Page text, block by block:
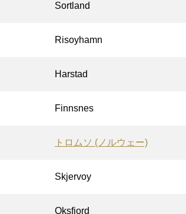
Sortland
Risoyhamn
Harstad
Finnsnes
トロムソ (ノルウェー)
Skjervoy
Oksfjord